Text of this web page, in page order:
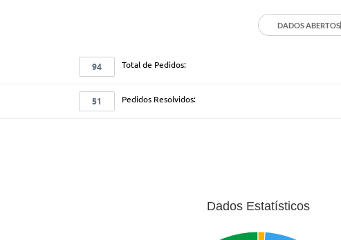
DADOS ABERTOS
94 Total de Pedidos:
51 Pedidos Resolvidos:
Dados Estatísticos